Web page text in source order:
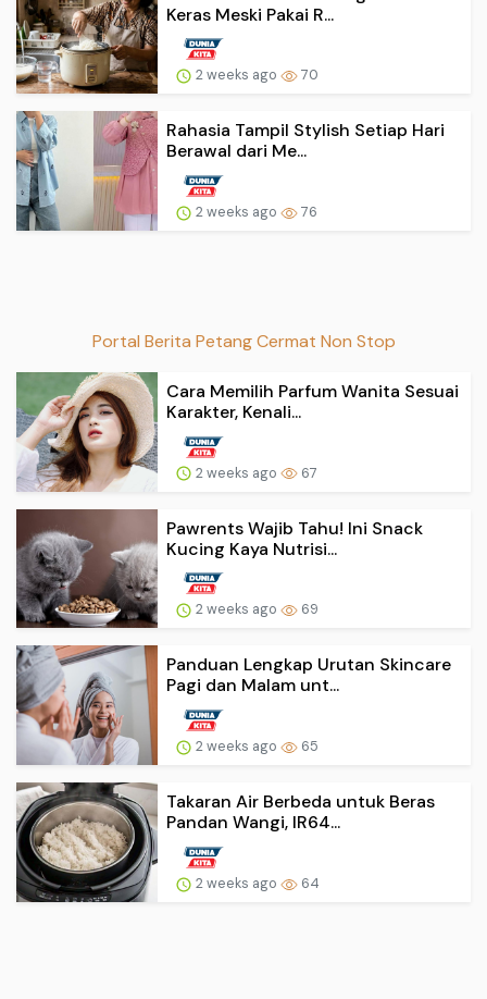
Keras Meski Pakai R...
2 weeks ago 70
Rahasia Tampil Stylish Setiap Hari
Berawal dari Me...
2 weeks ago 76
Portal Berita Petang Cermat Non Stop
Cara Memilih Parfum Wanita Sesuai
Karakter, Kenali...
2 weeks ago 67
Pawrents Wajib Tahu! Ini Snack
Kucing Kaya Nutrisi...
2 weeks ago 69
Panduan Lengkap Urutan Skincare
Pagi dan Malam unt...
2 weeks ago 65
Takaran Air Berbeda untuk Beras
Pandan Wangi, IR64...
2 weeks ago 64